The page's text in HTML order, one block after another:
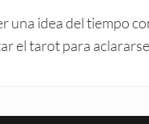
una idea del tiempo
el tarot para